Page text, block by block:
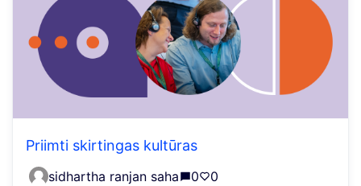
Priimti skirtingas kultūras
sidhartha ranjan saha 0 0